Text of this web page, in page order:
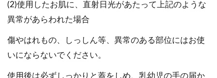
(2)使用したお肌に、直射日光があたって上記のような
異常があらわれた場合
傷やはれもの、しっしん等、異常のある部位にはお使
いにならないでください。
使用後は必ずしっかりと蓋をしめ、乳幼児の手の届か